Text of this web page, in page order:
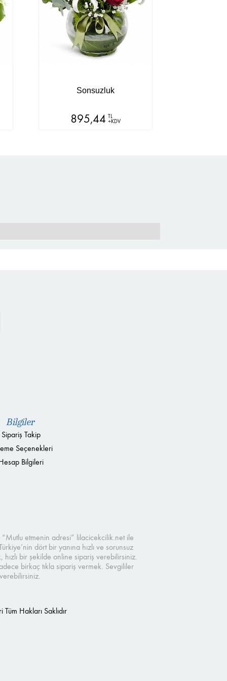
Sonsuzluk
895,44 TL
+KDV
Bilgiler
Sipariş Takip
Seçenekleri
Bilgileri
etmenin adresi” lilacicekcilik.net ile
dört bir yanına hızlı ve sorunsuz
bir şekilde online sipariş verebilirsiniz.
birkaç tıkla sipariş vermek. Sevgililer
Hakları Saklıdır